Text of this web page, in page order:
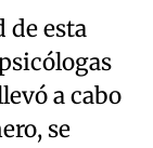
de esta
a cabo
se